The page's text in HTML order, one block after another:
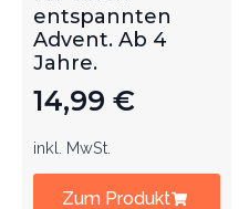
entspannten
Advent. Ab 4
Jahre.
14,99 €
inkl. MwSt.
Zum Produkt